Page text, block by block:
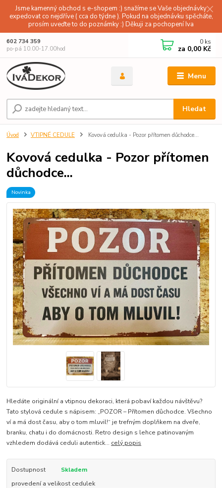
Jsme kamenný obchod s e-shopem :) snažíme se Vaše objednávky
expedovat co nejdříve ( cca do týdne ). Pokud na objednávku spěcháte,
prosím uveďte to do poznámky :) Děkuji za pochopení Iva
Menu
Hledat
602 734 359
po-pá 10.00-17.00hod
0 ks
za 0,00 Kč
Úvod VTIPNÉ CEDULE Kovová cedulka - Pozor přítomen důchodce...
Kovová cedulka - Pozor přítomen
důchodce...
Novinka
Hledáte originální a vtipnou dekoraci, která pobaví každou návštěvu?
Tato stylová cedule s nápisem: „POZOR – Přítomen důchodce. Všechno
ví a má dost času, aby o tom mluvil!“ je trefným doplňkem na dveře,
branku, chatu i do domácnosti. Retro design s lehce patinovaným
vzhledem dodává ceduli autentick... celý popis
Dostupnost
Skladem
provedení a velikost cedulek